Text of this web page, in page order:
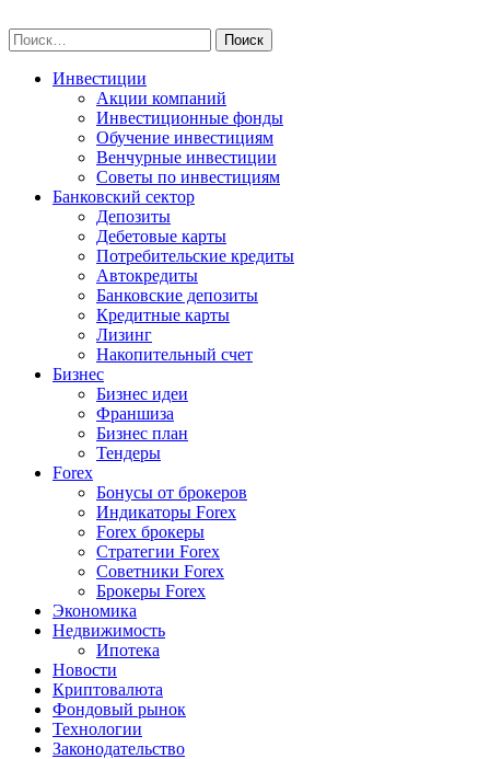
to
content
Найти:
Инвестиции
Акции компаний
Инвестиционные фонды
Обучение инвестициям
Венчурные инвестиции
Советы по инвестициям
Банковский сектор
Депозиты
Дебетовые карты
Потребительские кредиты
Автокредиты
Банковские депозиты
Кредитные карты
Лизинг
Накопительный счет
Бизнес
Бизнес идеи
Франшиза
Бизнес план
Тендеры
Forex
Бонусы от брокеров
Индикаторы Forex
Forex брокеры
Стратегии Forex
Советники Forex
Брокеры Forex
Экономика
Недвижимость
Ипотека
Новости
Криптовалюта
Фондовый рынок
Технологии
Законодательство